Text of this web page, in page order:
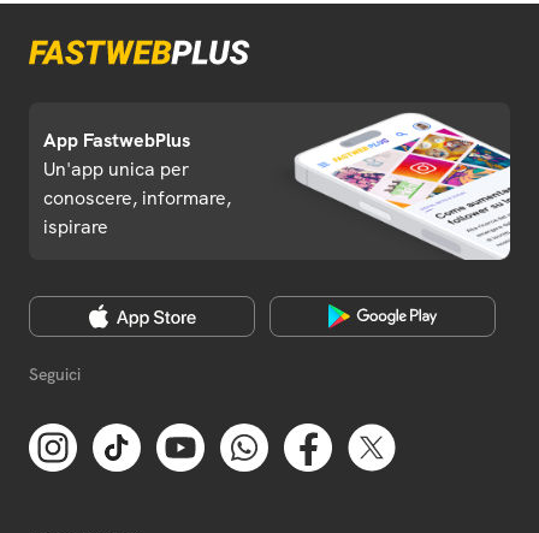
App FastwebPlus
Un'app unica per
conoscere, informare,
ispirare
Seguici